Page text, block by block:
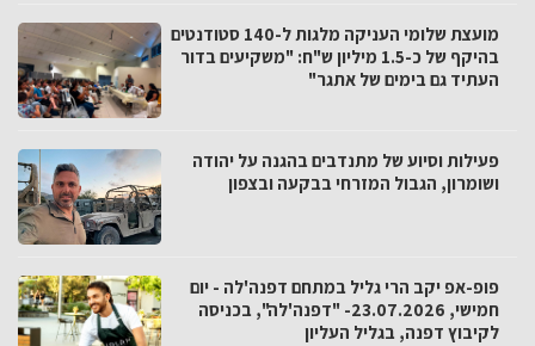
מועצת שלומי העניקה מלגות ל-140 סטודנטים
בהיקף של כ-1.5 מיליון ש"ח: "משקיעים בדור
העתיד גם בימים של אתגר"
פעילות וסיוע של מתנדבים בהגנה על יהודה
ושומרון, הגבול המזרחי בבקעה ובצפון
פופ-אפ יקב הרי גליל במתחם דפנה'לה - יום
חמישי, 23.07.2026- "דפנה'לה", בכניסה
לקיבוץ דפנה, בגליל העליון